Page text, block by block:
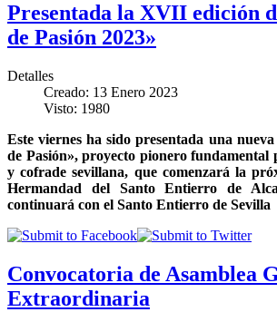
Presentada la XVII edición
de Pasión 2023»
Detalles
Creado: 13 Enero 2023
Visto: 1980
Este viernes ha sido presentada una
de Pasión», proyecto pionero
y cofrade sevillana, que comenzará la
Hermandad del Santo Entierro de
continuará con el Santo Entierro de Sevilla
Convocatoria de Asamblea
Extraordinaria